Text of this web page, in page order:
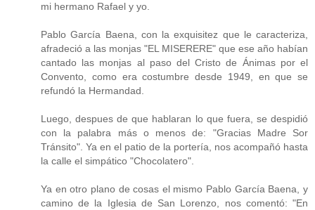
mi hermano Rafael y yo.
Pablo García Baena, con la exquisitez que le caracteriza,
afradeció a las monjas "EL MISERERE" que ese año habían
cantado las monjas al paso del Cristo de Ánimas por el
Convento, como era costumbre desde 1949, en que se
refundó la Hermandad.
Luego, despues de que hablaran lo que fuera, se despidió
con la palabra más o menos de: "Gracias Madre Sor
Tránsito". Ya en el patio de la portería, nos acompañó hasta
la calle el simpático "Chocolatero".
Ya en otro plano de cosas el mismo Pablo García Baena, y
camino de la Iglesia de San Lorenzo, nos comentó: "En